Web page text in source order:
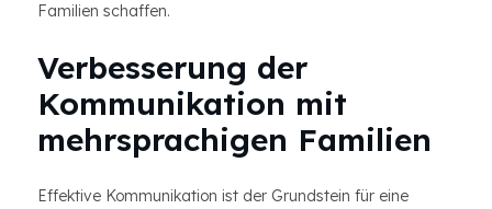
Familien schaffen.
Verbesserung der
Kommunikation mit
mehrsprachigen Familien
Effektive Kommunikation ist der Grundstein für eine